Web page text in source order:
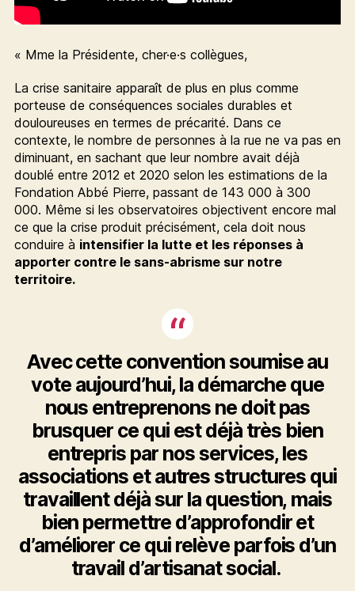
« Mme la Présidente, cher·e·s collègues,
La crise sanitaire apparaît de plus en plus comme
porteuse de conséquences sociales durables et
douloureuses en termes de précarité. Dans ce
contexte, le nombre de personnes à la rue ne va pas en
diminuant, en sachant que leur nombre avait déjà
doublé entre 2012 et 2020 selon les estimations de la
Fondation Abbé Pierre, passant de 143 000 à 300
000. Même si les observatoires objectivent encore mal
ce que la crise produit précisément, cela doit nous
conduire à intensifier la lutte et les réponses à
apporter contre le sans-abrisme sur notre
territoire.
Avec cette convention soumise au
vote aujourd’hui, la démarche que
nous entreprenons ne doit pas
brusquer ce qui est déjà très bien
entrepris par nos services, les
associations et autres structures qui
travaillent déjà sur la question, mais
bien permettre d’approfondir et
d’améliorer ce qui relève parfois d’un
travail d’artisanat social.